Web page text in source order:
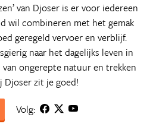
van Djoser is er voor iedereen
wil combineren met het gemak
geregeld vervoer en verblijf.
naar het dagelijks leven in
ongerepte natuur en trekken
Djoser zit je goed!
Volg: